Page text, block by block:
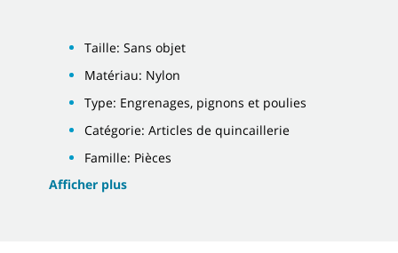
Taille: Sans objet
Matériau: Nylon
Type: Engrenages, pignons et poulies
Catégorie: Articles de quincaillerie
Famille: Pièces
Afficher plus